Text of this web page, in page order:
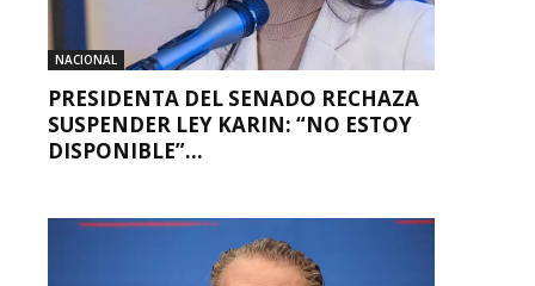
NACIONAL
PRESIDENTA DEL SENADO RECHAZA
SUSPENDER LEY KARIN: “NO ESTOY
DISPONIBLE”...